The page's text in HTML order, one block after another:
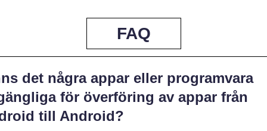
FAQ
det några appar eller programvara
för överföring av appar från
till Android?